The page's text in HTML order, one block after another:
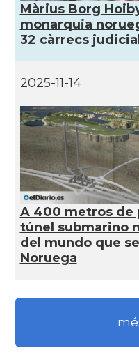
Màrius Borg
monarquia
32 càrrecs
2025-11-14
A 400 metros de
túnel submarino
del mundo que
Noruega